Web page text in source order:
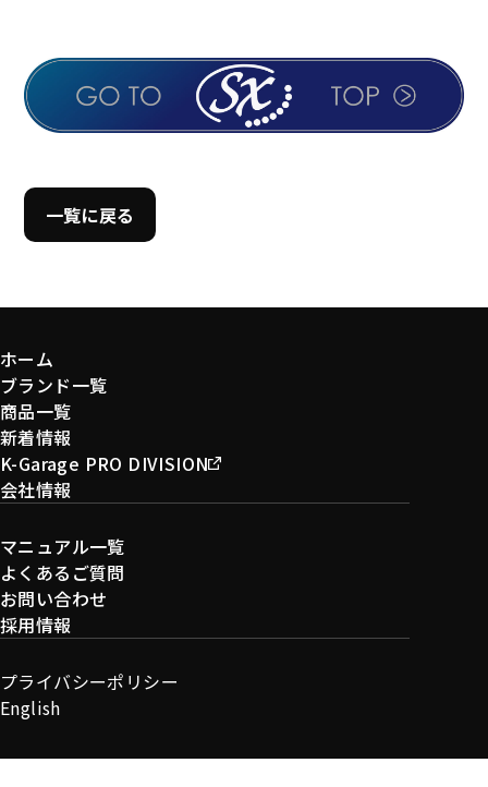
一覧に戻る
ホーム
ブランド一覧
商品一覧
新着情報
K-Garage PRO DIVISION
会社情報
マニュアル一覧
よくあるご質問
お問い合わせ
採用情報
プライバシーポリシー
English